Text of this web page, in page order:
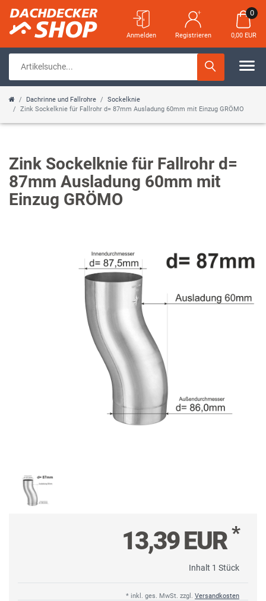
Anmelden Registrieren
0
0,00 EUR
Dachrinne und Fallrohre
Sockelknie
Zink Sockelknie für Fallrohr d= 87mm Ausladung 60mm mit Einzug GRÖMO
Zink Sockelknie für Fallrohr d=
87mm Ausladung 60mm mit
Einzug GRÖMO
13,39 EUR*
Inhalt 1 Stück
* inkl. ges. MwSt. zzgl. Versandkosten